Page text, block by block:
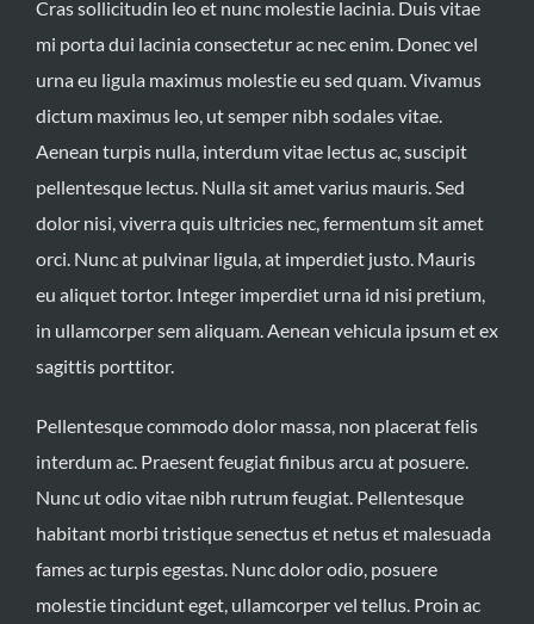
Cras sollicitudin leo et nunc molestie lacinia. Duis vitae
mi porta dui lacinia consectetur ac nec enim. Donec vel
urna eu ligula maximus molestie eu sed quam. Vivamus
dictum maximus leo, ut semper nibh sodales vitae.
Aenean turpis nulla, interdum vitae lectus ac, suscipit
pellentesque lectus. Nulla sit amet varius mauris. Sed
dolor nisi, viverra quis ultricies nec, fermentum sit amet
orci. Nunc at pulvinar ligula, at imperdiet justo. Mauris
eu aliquet tortor. Integer imperdiet urna id nisi pretium,
in ullamcorper sem aliquam. Aenean vehicula ipsum et ex
sagittis porttitor.
Pellentesque commodo dolor massa, non placerat felis
interdum ac. Praesent feugiat finibus arcu at posuere.
Nunc ut odio vitae nibh rutrum feugiat. Pellentesque
habitant morbi tristique senectus et netus et malesuada
fames ac turpis egestas. Nunc dolor odio, posuere
molestie tincidunt eget, ullamcorper vel tellus. Proin ac